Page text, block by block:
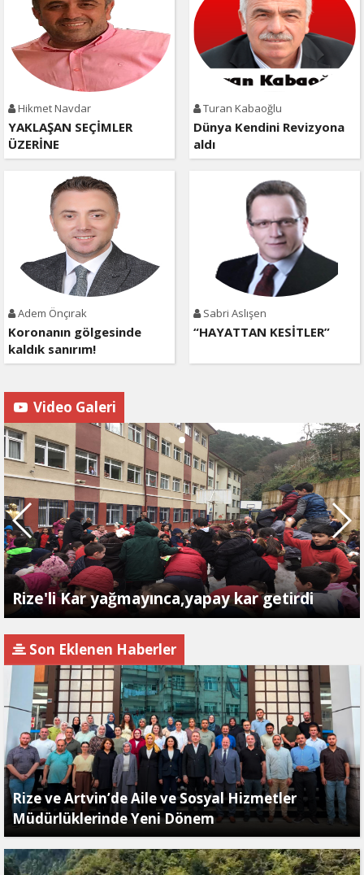
Hikmet Navdar
YAKLAŞAN SEÇİMLER
ÜZERİNE
Turan Kabaoğlu
Dünya Kendini Revizyona
aldı
Adem Önçırak
Koronanın gölgesinde
kaldık sanırım!
Sabri Aslışen
“HAYATTAN KESİTLER”
Video Galeri
Rize'li Kar yağmayınca,yapay kar getirdi
Son Eklenen Haberler
Rize ve Artvin’de Aile ve Sosyal Hizmetler
Müdürlüklerinde Yeni Dönem